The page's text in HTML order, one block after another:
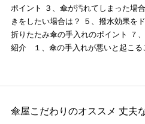
ポイント ３、傘が汚れてしまった場
きをしたい場合は？ ５、撥水効果を
折りたたみ傘の手入れのポイント ７
紹介 １、傘の手入れが悪いと起こる
傘屋こだわりのオススメ 丈夫